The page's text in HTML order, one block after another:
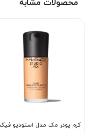
محصولات مشابه
کرم پودر مک مدل استودیو